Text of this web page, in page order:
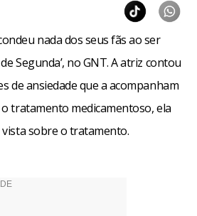
nada dos seus fãs ao ser
Segunda’, no GNT. A atriz contou
de ansiedade que a acompanham
tratamento medicamentoso, ela
sobre o tratamento.